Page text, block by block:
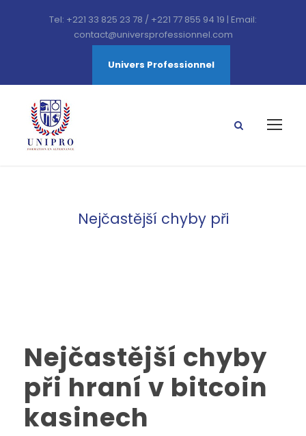
Tel: +221 33 825 23 78 / +221 77 855 94 19 | Email:
contact@universprofessionnel.com
Univers Professionnel
Nejčastější chyby při
Nejčastější chyby
při hraní v bitcoin
kasinech